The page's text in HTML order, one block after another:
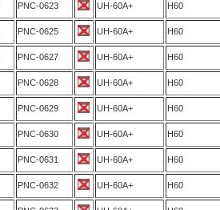
PNC-0623 UH-60A+ H60
PNC-0625 UH-60A+ H60
PNC-0627 UH-60A+ H60
PNC-0628 UH-60A+ H60
PNC-0629 UH-60A+ H60
PNC-0630 UH-60A+ H60
PNC-0631 UH-60A+ H60
PNC-0632 UH-60A+ H60